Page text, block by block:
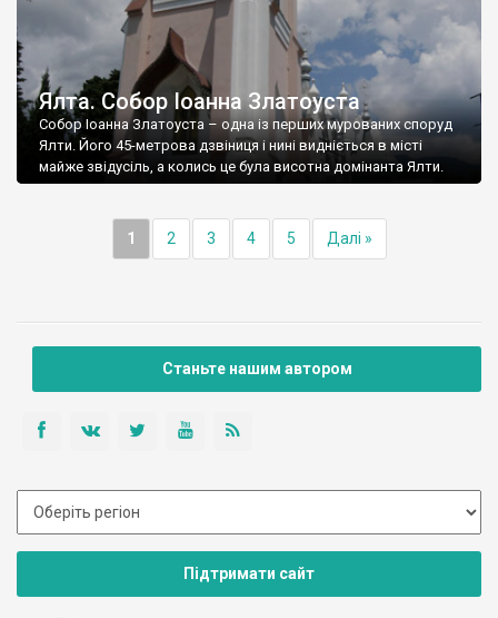
Ялта. Собор Іоанна Златоуста
Собор Іоанна Златоуста – одна із перших мурованих споруд
Ялти. Його 45-метрова дзвіниця і нині видніється в місті
майже звідусіль, а колись це була висотна домінанта Ялти.
1 2 3 4 5 Далі »
Станьте нашим автором
Підтримати сайт